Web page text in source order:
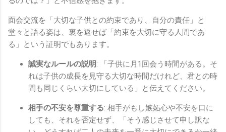
面会交流を「大切な子供との約束であり、自分の責任」と
堂々と語る姿は、裏を返せば「約束を大切に守る人間であ
る」という証明でもあります。
誠実なルールの説明: 「子供に月1回会う時間がある。そ
れは子供の成長を見守る大切な時間だけれど、君との時
間も同じくらい大切にしている」と伝えてください。
相手の不安を尊重する: 相手がもし嫉妬心や不安を口に
しても、それを否定せず、「そう感じさせて申し訳な